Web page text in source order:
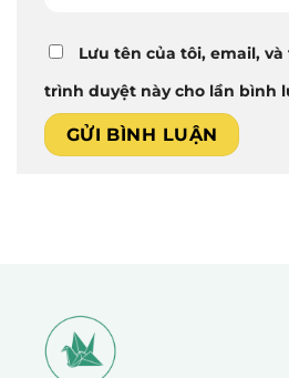
Lưu tên của tôi, email,
trình duyệt này cho lần bình